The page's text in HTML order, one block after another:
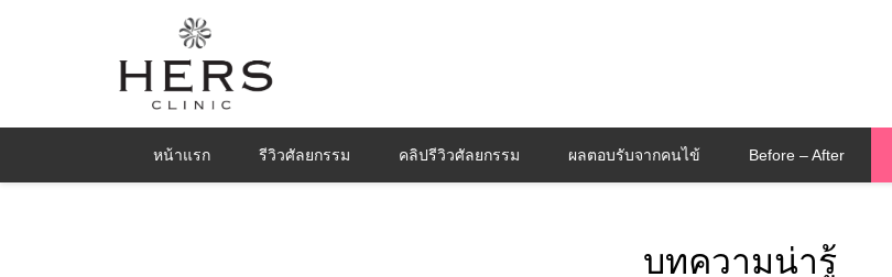
หน้าแรก รีวิวศัลยกรรม คลิปรีวิวศัลยกรรม ผลตอบรับจากคนไข้ Before – After
บทความน่ารู้